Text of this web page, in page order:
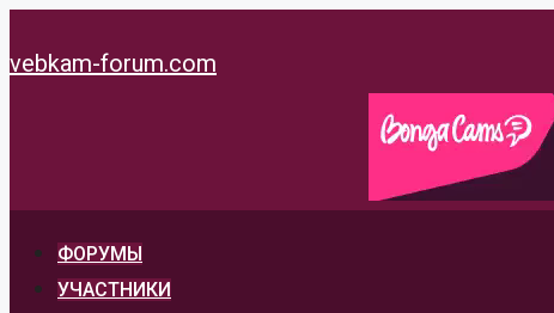
к
vebkam-forum.com
ФОРУМЫ
УЧАСТНИКИ